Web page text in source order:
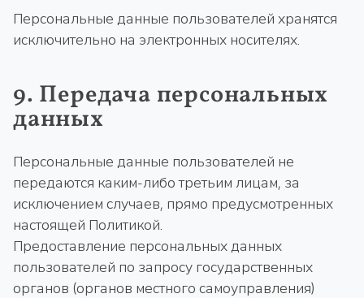
Персональные данные пользователей хранятся
исключительно на электронных носителях.
9. Передача персональных
данных
Персональные данные пользователей не
передаются каким-либо третьим лицам, за
исключением случаев, прямо предусмотренных
настоящей Политикой.
Предоставление персональных данных
пользователей по запросу государственных
органов (органов местного самоуправления)